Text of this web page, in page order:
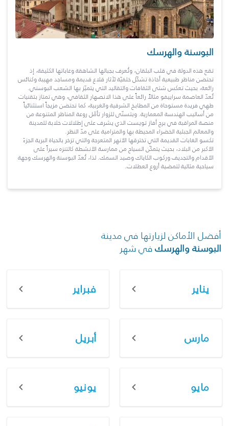
البوسنة والهرسك
تقع هذه الدولة في قلب البلقان، وتُعرف بجبالها الشاهقة وغاباتها الكثيفة، إذ
تحتضن مناظر طبيعية أخاذة تشكّل خلفيّة لآثار قلاع قديمة ومساجد مهيبة وكنائس
رائعة، بحيث تعكس شتى الثقافات والتقاليد التي يتميّز بها الشعب البوسني.
تُعدّ العاصمة سراييفو مثالاً رائعاً على هذا الانصهار الثقافي، وهي تمتاز بتقنيات
طهي فريدة مستوحاة من المطابخ الشرقية والغربية، كما تحتضن مزيجاً استثنائياً
من أساليب الهندسة المعمارية. ويتسنّى للزوار تأمّل روعة المناظر المتنوعة من
منصة المراقبة في برج أفاز تويست الذي يشرف على إطلالات خلابة للمدينة
والمعالم الجبلية الخضراء المحيطة بها والمترامية على مدّ النظر.
تكسو الغابات القديمة التي تخترقها الأنهر المتعرجة والتي تزخر بالحياة البرية الجزءَ
الأكبر من البلاد، بحيث يتمكّن السياح من ممارسة الأنشطة كالتنزه سيراً على
الأقدام والتجديف وركوب الكاياك وصيد السمك. لذا، تُعدّ البوسنة والهرسك وجهة
سياحية مثالية لتمضية أروع العطلات.
أفضل الأماكن لزيارتها في مدينة
البوسنة والهرسك في شهر
يناير فبراير
مارس أبريل
مايو يونيو